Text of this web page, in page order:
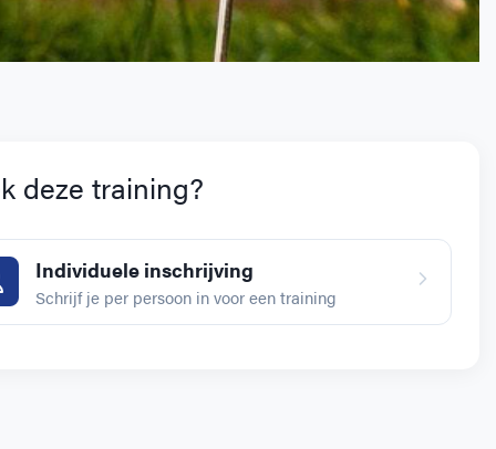
deze training?
Individuele inschrijving
Schrijf je per persoon in voor een training